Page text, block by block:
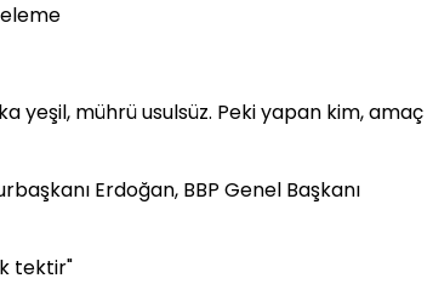
yeşil, mührü usulsüz. Peki yapan kim, amaç
Erdoğan, BBP Genel Başkanı
tektir"